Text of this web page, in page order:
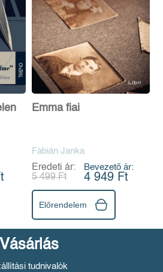
Emma fiai
Fábián Janka
Eredeti ár:
5 499 Ft
Bevezető ár:
4 949 Ft
Előrendelem
Vásárlás
tudnivalók